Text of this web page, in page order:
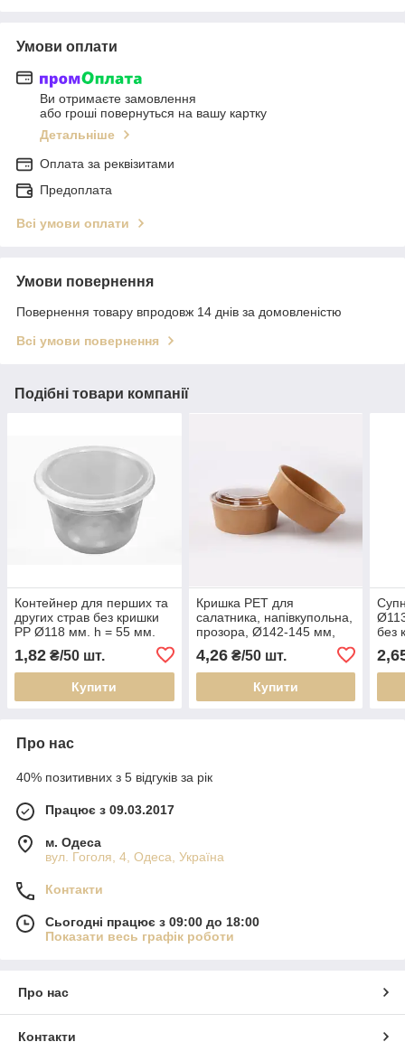
Умови оплати
Ви отримаєте замовлення
або гроші повернуться на вашу картку
Детальніше
Оплата за реквізитами
Предоплата
Всі умови оплати
Умови повернення
Повернення товару впродовж 14 днів за домовленістю
Всі умови повернення
Подібні товари компанії
Контейнер для перших та
других страв без кришки
PP Ø118 мм. h = 55 мм.
1,82 ₴/50 шт.
Купити
Кришка РЕТ для
салатника, напівкупольна,
прозора, Ø142-145 мм,
4,26₴/50 шт.
Купити
без
Про нас
40% позитивних з 5 відгуків за рік
Працює з 09.03.2017
м. Одеса
вул. Гоголя, 4, Одеса, Україна
Контакти
Сьогодні працює з 09:00 до 18:00
Показати весь графік роботи
Про нас
Контакти